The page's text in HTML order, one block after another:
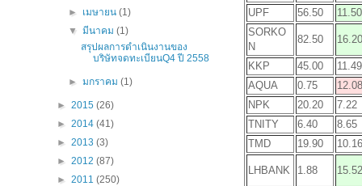
UPF
56.50
11.50
SORKO
N
82.50 16.20
KKP 45.00
11.49
AQUA
0.75
12.08
NPK
20.20
7.22
TNITY
6.40
8.65
TMD
19.90 10.16
LHBANK 1.88 15.52
► เมษายน(1)
▼มีนาคม(1)
สรุปผลการดำเนินงานของ
บริษัทจดทะเบียนQ4 ปี 2558
►มกราคม(1)
► 2015 (26)
► 2014 (41)
► 2013 (3)
► 2012 (87)
► 2011 (250)